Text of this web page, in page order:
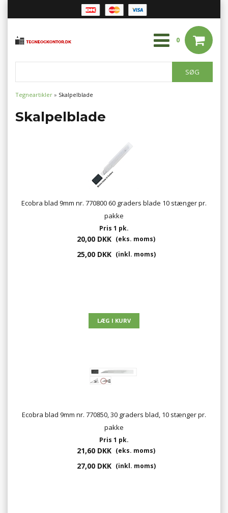
0
Tegneartikler » Skalpelblade
Skalpelblade
Ecobra blad 9mm nr. 770800 60 graders blade 10 stænger pr.
pakke
Pris 1 pk.
20,00 DKK (eks. moms)
25,00 DKK (inkl. moms)
Ecobra blad 9mm nr. 770850, 30 graders blad, 10 stænger pr.
pakke
Pris 1 pk.
21,60 DKK (eks. moms)
27,00 DKK (inkl. moms)